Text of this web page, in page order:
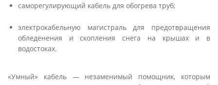
саморегулирующий кабель для обогрева труб;
электрокабельную магистраль для предотвращения
обледенения и скопления снега на крышах и в
водостоках.
«Умный» кабель — незаменимый помощник, которым